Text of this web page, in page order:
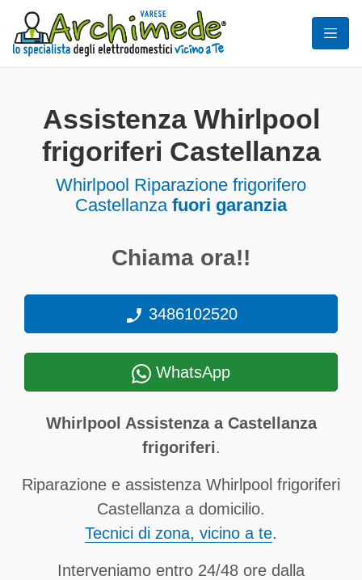
Assistenza Whirlpool
frigoriferi Castellanza
Whirlpool Riparazione frigorifero
Castellanza fuori garanzia
Chiama ora!!
3486102520
WhatsApp
Whirlpool Assistenza a Castellanza
frigoriferi.
Riparazione e assistenza Whirlpool frigoriferi
Castellanza a domicilio.
Tecnici di zona, vicino a te.
Interveniamo entro 24/48 ore dalla